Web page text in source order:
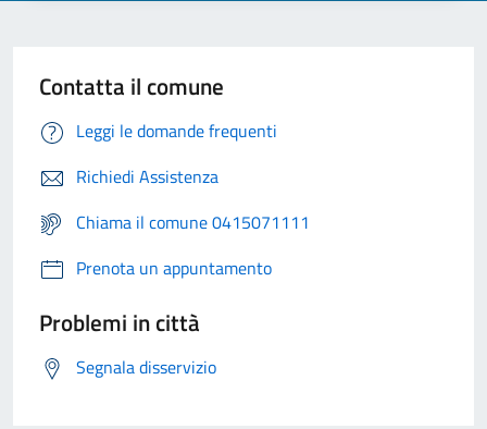
Contatta il comune
Leggi le domande frequenti
Richiedi Assistenza
Chiama il comune 0415071111
Prenota un appuntamento
Problemi in città
Segnala disservizio